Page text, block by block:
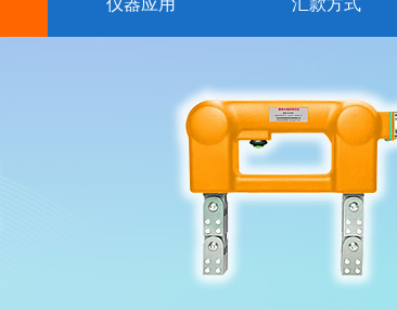
仪器应用 汇款方式